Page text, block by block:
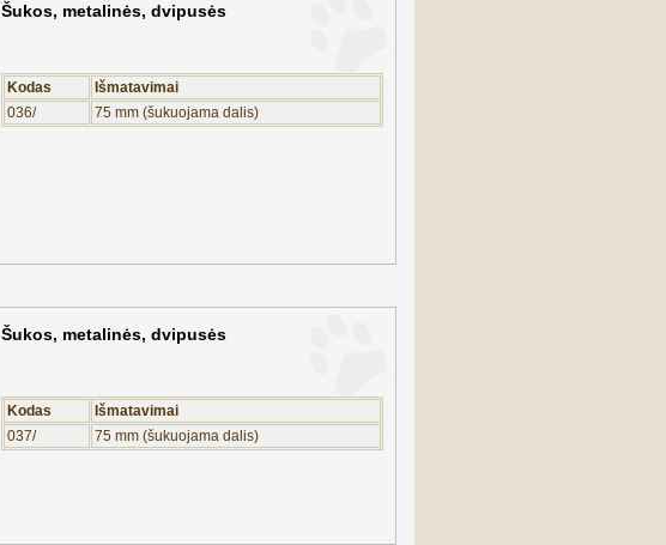
Šukos, metalinės, dvipusės
Kodas
Išmatavimai
036/
75 mm (šukuojama dalis)
Šukos, metalinės, dvipusės
Kodas
Išmatavimai
037/
75 mm (šukuojama dalis)